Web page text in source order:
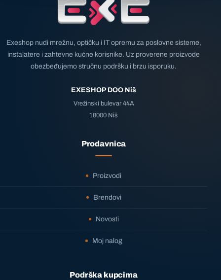
Exeshop nudi mrežnu, optičku i IT opremu za poslovne sisteme,
instalatere i zahtevne kućne korisnike. Uz proverene proizvode
obezbeđujemo stručnu podršku i brzu isporuku.
EXESHOP DOO Niš
Vrežinski bulevar 44A
18000 Niš
Prodavnica
Proizvodi
Brendovi
Novosti
Moj nalog
Podrška kupcima